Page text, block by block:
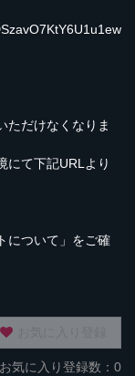
ただけなくなりま
にて下記URLより
について」をご確
お気に入り登録数：0